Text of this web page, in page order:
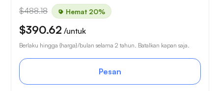
$488.18 Hemat 20%
$390.62 /untuk
Berlaku hingga {harga}/bulan selama 2 tahun. Batalkan kapan saja.
Pesan